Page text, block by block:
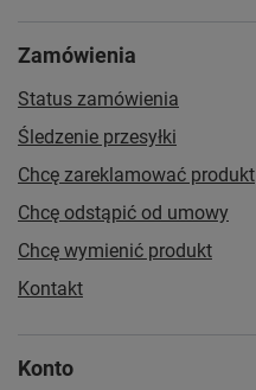
Zamówienia
Status zamówienia
Śledzenie przesyłki
Chcę zareklamować produkt
Chcę odstąpić od umowy
Chcę wymienić produkt
Kontakt
Konto